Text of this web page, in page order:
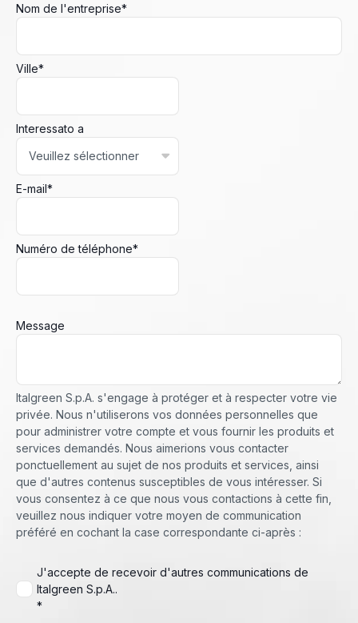
Nom de l'entreprise*
Ville*
Interessato a
E-mail*
Numéro de téléphone*
Message
Italgreen S.p.A. s'engage à protéger et à respecter votre vie
privée. Nous n'utiliserons vos données personnelles que
pour administrer votre compte et vous fournir les produits et
services demandés. Nous aimerions vous contacter
ponctuellement au sujet de nos produits et services, ainsi
que d'autres contenus susceptibles de vous intéresser. Si
vous consentez à ce que nous vous contactions à cette fin,
veuillez nous indiquer votre moyen de communication
préféré en cochant la case correspondante ci-après :
J'accepte de recevoir d'autres communications de
Italgreen S.p.A..
*